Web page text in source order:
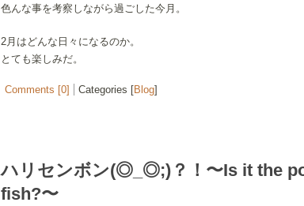
色んな事を考察しながら過ごした今月。
2月はどんな日々になるのか。
とても楽しみだ。
Comments [0] Categories [Blog]
ハリセンボン(◎_◎;)？！〜Is it the
fish?〜